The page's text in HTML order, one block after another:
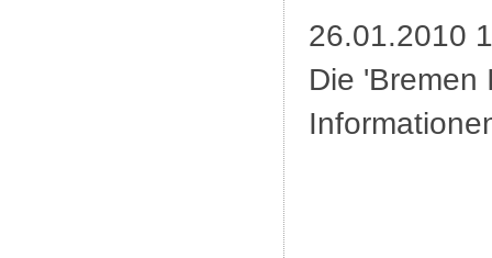
26.01.2010
Die 'Bremen